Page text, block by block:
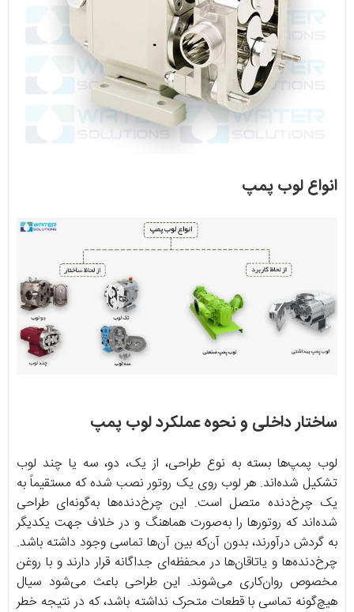
انواع لوب پمپ
ساختار داخلی و نحوه عملکرد لوب پمپ
لوب پمپ‌ها بسته به نوع طراحی، از یک، دو، سه یا چند لوب
تشکیل شده‌اند. هر لوب روی یک روتور نصب شده که مستقیماً به
یک چرخ‌دنده متصل است. این چرخ‌دنده‌ها به‌گونه‌ای طراحی
شده‌اند که روتورها را به‌صورت هماهنگ و در خلاف جهت یکدیگر
به گردش درآورند، بدون آن‌که بین آن‌ها تماسی وجود داشته باشد.
چرخ‌دنده‌ها و یاتاقان‌ها در محفظه‌ای جداگانه قرار دارند و با روغن
مخصوص روان‌کاری می‌شوند. این طراحی باعث می‌شود سیال
هیچ‌گونه تماسی با قطعات متحرک نداشته باشد، که در نتیجه خطر